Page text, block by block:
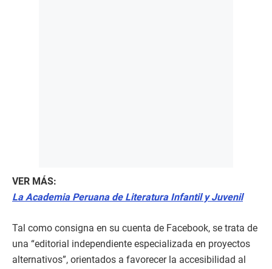
VER MÁS:
La Academia Peruana de Literatura Infantil y Juvenil
Tal como consigna en su cuenta de Facebook, se trata de
una “editorial independiente especializada en proyectos
alternativos”, orientados a favorecer la accesibilidad al